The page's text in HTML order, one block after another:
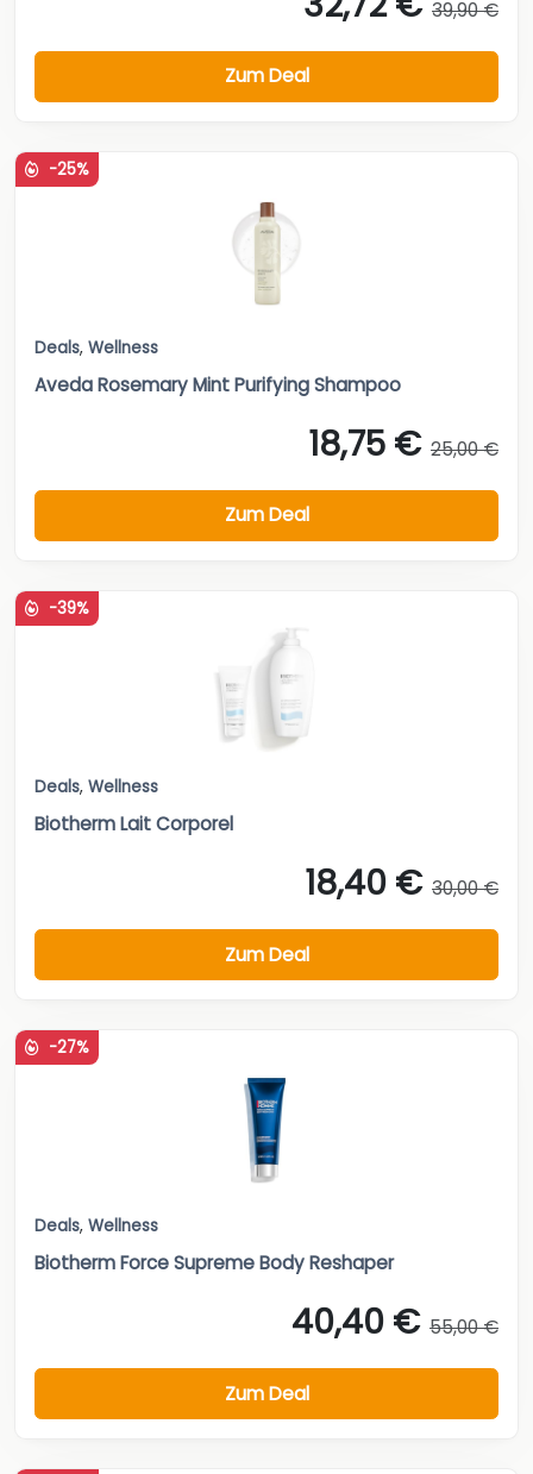
39,90 €
Zum Deal
-25%
Deals, Wellness
Aveda Rosemary Mint Purifying Shampoo
18,75 € 25,00 €
Zum Deal
-39%
Deals, Wellness
Biotherm Lait Corporel
18,40 € 30,00 €
Zum Deal
-27%
Deals, Wellness
Biotherm Force Supreme Body Reshaper
40,40 € 55,00 €
Zum Deal